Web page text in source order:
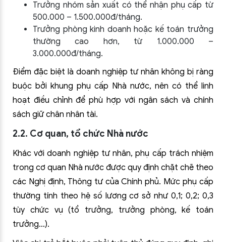
Trưởng nhóm sản xuất có thể nhận phụ cấp từ
500.000 – 1.500.000đ/tháng.
Trưởng phòng kinh doanh hoặc kế toán trưởng
thường cao hơn, từ 1.000.000 –
3.000.000đ/tháng.
Điểm đặc biệt là doanh nghiệp tư nhân không bị ràng
buộc bởi khung phụ cấp Nhà nước, nên có thể linh
hoạt điều chỉnh để phù hợp với ngân sách và chính
sách giữ chân nhân tài.
2.2. Cơ quan, tổ chức Nhà nước
Khác với doanh nghiệp tư nhân, phụ cấp trách nhiệm
trong cơ quan Nhà nước được quy định chặt chẽ theo
các Nghị định, Thông tư của Chính phủ. Mức phụ cấp
thường tính theo hệ số lương cơ sở như 0,1; 0,2; 0,3
tùy chức vụ (tổ trưởng, trưởng phòng, kế toán
trưởng…).